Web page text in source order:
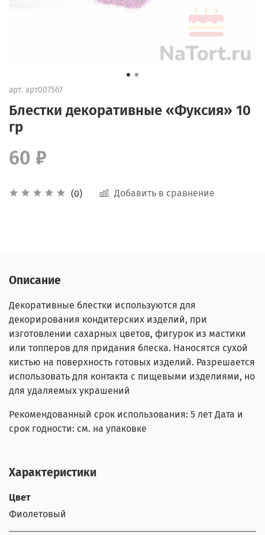
арт. арт007567
Блестки декоративные «Фуксия» 10
гр
(0) Добавить в сравнение
60 ₽
Описание
Декоративные блестки используются для
декорирования кондитерских изделий, при
изготовлении сахарных цветов, фигурок из мастики
или топперов для придания блеска. Наносятся сухой
кистью на поверхность готовых изделий. Разрешается
использовать для контакта с пищевыми изделиями, но
для удаляемых украшений
Рекомендованный срок использования: 5 лет Дата и
срок годности: см. на упаковке
Характеристики
Цвет
Фиолетовый